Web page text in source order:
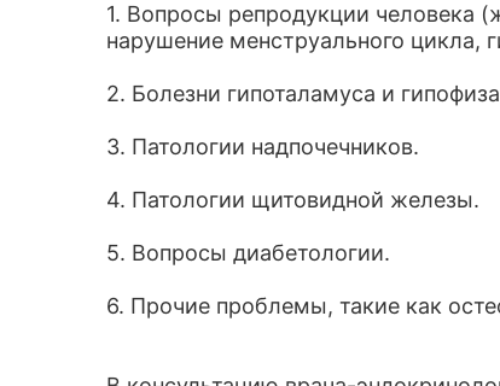
1. Вопросы репродукции человека
нарушение менструального цикла,
2. Болезни гипоталамуса и
3. Патологии надпочечников.
4. Патологии щитовидной железы.
5. Вопросы диабетологии.
6. Прочие проблемы, такие как